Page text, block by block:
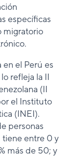
específicas
migratorio
en el Perú es
refleja la II
(II
el Instituto
(INEI).
personas
tiene entre 0 y
más de 50; y